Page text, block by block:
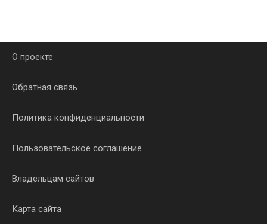
О проекте
Обратная связь
Политика конфиденциальности
Пользовательское соглашение
Владельцам сайтов
Карта сайта